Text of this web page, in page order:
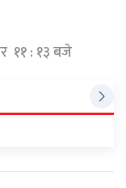
११ : १३ बजे